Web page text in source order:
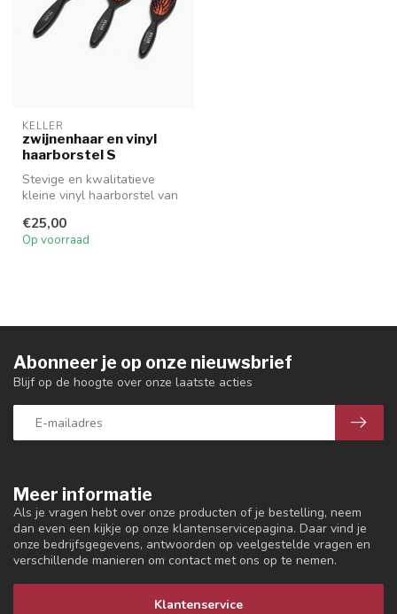
KELLER
zwijnenhaar en vinyl
haarborstel S
Stevige en kwalitatieve
kleine vinyl haarborstel van
b...
€25,00
Op voorraad
Meer informatie
Als je vragen hebt over onze producten of je bestelling, neem
dan even een kijkje op onze klantenservicepagina. Daar vind je
onze bedrijfsgegevens, antwoorden op veelgestelde vragen en
verschillende manieren om contact met ons op te nemen.
Klantenservice
Abonneer je op onze nieuwsbrief
Blijf op de hoogte over onze laatste acties